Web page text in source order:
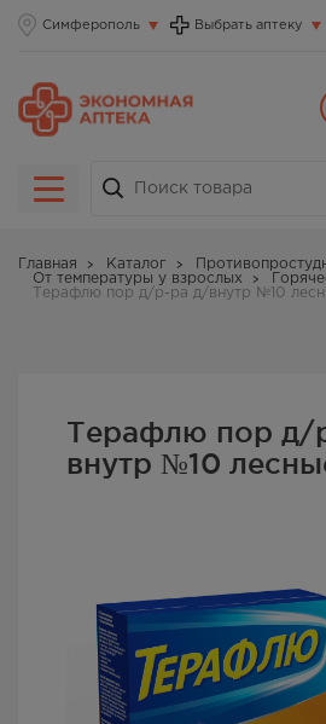
Симферополь Выбрать аптеку
Главная Каталог
От температуры у взрослых
Терафлю пор д/р-ра д/внутр №10
Терафлю пор д/
внутр №10